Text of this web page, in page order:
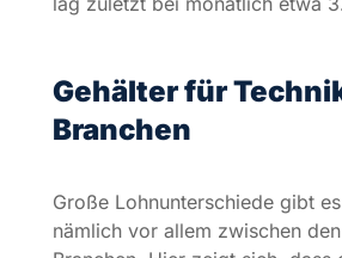
über denen der Bautechniker
verdienen Techniker:
ca. 2.800 Euro/Monat (Bau)
ca. 3.400 Euro/Monat
ca. 3.700 Euro/Monat